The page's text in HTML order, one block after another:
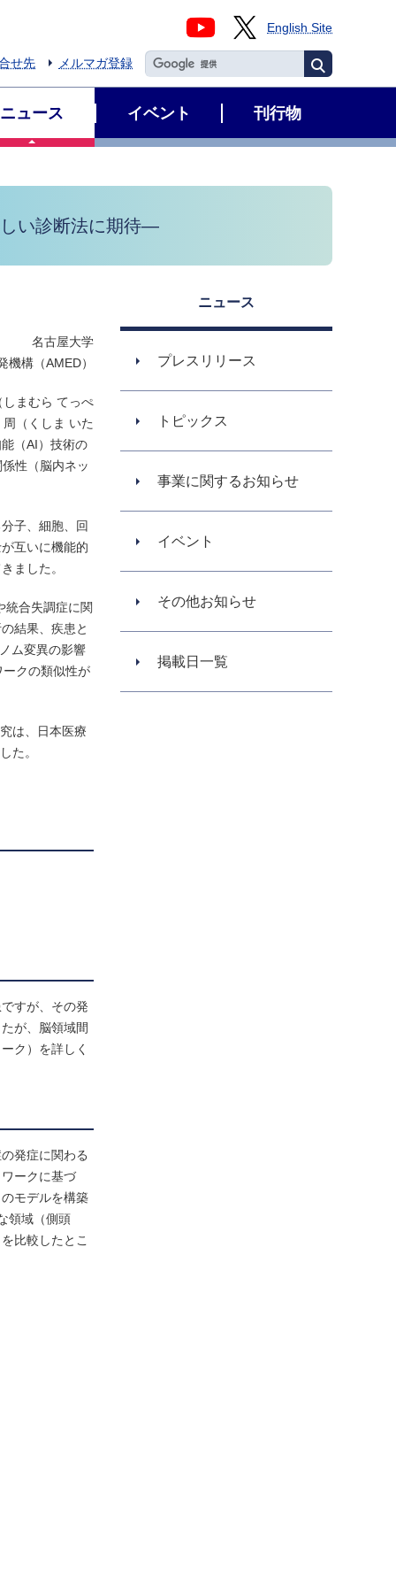
English Site
せ先 メルマガ登録
ニュース イベント 刊行物
い診断法に期待―
名古屋大学
機構（AMED）
まむら てっぺ
（くしま いた
（AI）技術の
性（脳内ネッ
子、細胞、回
互いに機能的
ました。
統合失調症に関
結果、疾患と
ム変異の影響
クの類似性が
は、日本医療
た。
すが、その発
が、脳領域間
ク）を詳しく
発症に関わる
ークに基づ
モデルを構築
領域（側頭
比較したとこ
ニュース
プレスリリース
トピックス
事業に関するお知らせ
イベント
その他お知らせ
掲載日一覧